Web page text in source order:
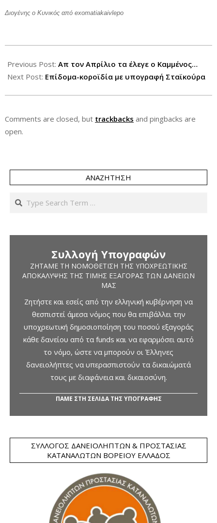
Διογένης ο Κυνικός από exomatiakaivlepo
10-
21
Previous Post: Απ τον Απρίλιο τα έλεγε ο Καμμένος…
Next Post: Επίδοµα-κοροϊδία µε υπογραφή Σταϊκούρα
Comments are closed, but trackbacks and pingbacks are
open.
ΑΝΑΖΉΤΗΣΗ
Search
Συλλογή Υπογραφών
ΖΗΤΆΜΕ ΤΗ ΝΟΜΟΘΈΤΙΣΗ ΤΗΣ ΥΠΟΧΡΕΩΤΙΚΉΣ
ΑΠΟΚΆΛΥΨΗΣ ΤΗΣ ΤΙΜΉΣ ΕΞΑΓΟΡΆΣ ΤΩΝ ΔΑΝΕΊΩΝ
ΜΑΣ
Ζητήστε και εσείς από την ελληνική κυβέρνηση να
θεσπιστεί άμεσα νόμος που θα επιβάλλει την
υποχρεωτική δημοσιοποίηση του ποσού εξαγοράς
κάθε δανείου από τα funds και να εφαρμόσει αυτό
το νόμο, ώστε να μπορούν οι Έλληνες
δανειολήπτες να υπερασπιστούν τα δικαιώματά
τους με διαφάνεια και δικαιοσύνη.
ΠΑΜΕ ΣΤΗ ΣΕΛΙΔΑ ΤΗΣ ΥΠΟΓΡΑΦΗΣ
ΣΎΛΛΟΓΟΣ ΔΑΝΕΙΟΛΗΠΤΏΝ & ΠΡΟΣΤΑΣΊΑΣ
ΚΑΤΑΝΑΛΩΤΏΝ ΒΟΡΕΊΟΥ ΕΛΛΆΔΟΣ